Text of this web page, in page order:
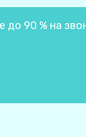
до 90 % на